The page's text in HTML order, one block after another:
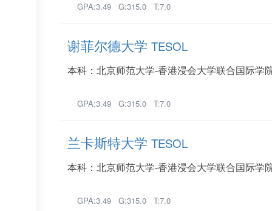
GPA:3.49 G:315.0 T:7.0
谢菲尔德大学 TESOL
本科：北京师范大学-香港浸会大学联合国际学
GPA:3.49 G:315.0 T:7.0
兰卡斯特大学 TESOL
本科：北京师范大学-香港浸会大学联合国际学
GPA:3.49 G:315.0 T:7.0